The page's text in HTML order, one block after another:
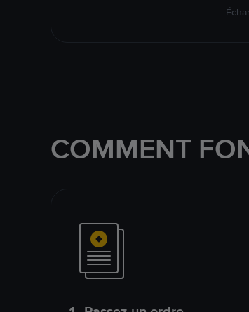
COMMENT